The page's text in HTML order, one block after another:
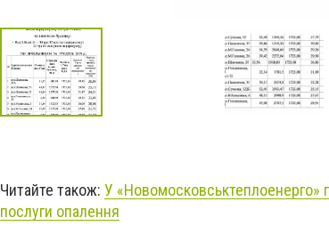
Читайте також: У «Новомосковськтеплоенерго»
послуги опалення